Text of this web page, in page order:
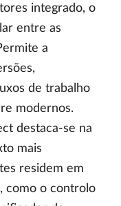
integrado, o
entre as
a
de trabalho
modernos.
destaca-se na
mais
residem em
como o controlo